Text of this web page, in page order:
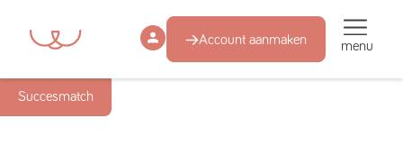
Account aanmaken menu
Succesmatch